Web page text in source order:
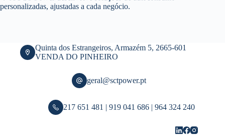
personalizadas, ajustadas a cada negócio.
Quinta dos Estrangeiros, Armazém 5, 2665-601
VENDA DO PINHEIRO
geral@sctpower.pt
217 651 481 | 919 041 686 | 964 324 240